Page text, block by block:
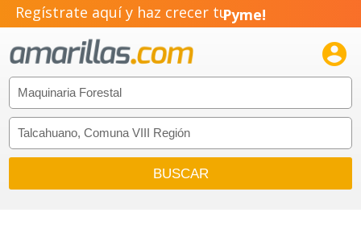
Regístrate aquí y haz crecer tuPyme!
Emprendimiento!
